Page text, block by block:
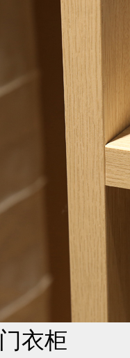
衣柜